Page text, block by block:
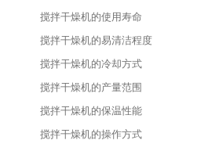
搅拌干燥机的使用寿命
搅拌干燥机的易清洁程度
搅拌干燥机的冷却方式
搅拌干燥机的产量范围
搅拌干燥机的保温性能
搅拌干燥机的操作方式